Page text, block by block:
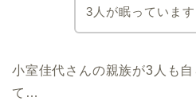
3人が眠っています
小室佳代さんの親族が3人も
て…